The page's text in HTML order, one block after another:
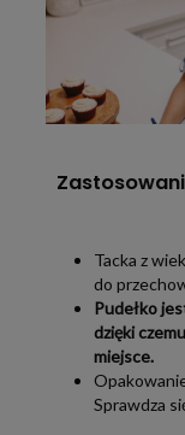
Tacka z
do
Pudełko
dzięki
miejsce.